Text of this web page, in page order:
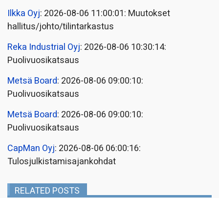
Ilkka Oyj: 2026-08-06 11:00:01: Muutokset
hallitus/johto/tilintarkastus
Reka Industrial Oyj: 2026-08-06 10:30:14:
Puolivuosikatsaus
Metsä Board: 2026-08-06 09:00:10:
Puolivuosikatsaus
Metsä Board: 2026-08-06 09:00:10:
Puolivuosikatsaus
CapMan Oyj: 2026-08-06 06:00:16:
Tulosjulkistamisajankohdat
RELATED POSTS